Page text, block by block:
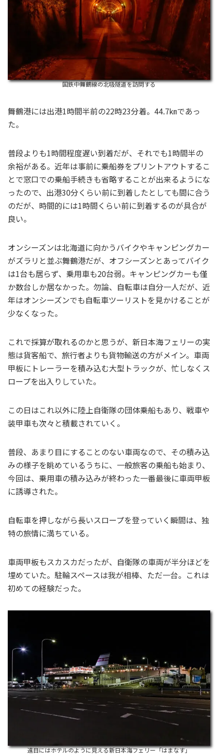
国鉄中舞鶴線の北吸隧道を訪問する
舞鶴港には出港1時間半前の22時23分着。44.7㎞であっ
た。
普段よりも1時間程度遅い到着だが、それでも1時間半の
余裕がある。近年は事前に乗船券をプリントアウトするこ
とで窓口での乗船手続きも省略することが出来るようにな
ったので、出港30分くらい前に到着したとしても間に合う
のだが、時間的には1時間くらい前に到着するのが具合が
良い。
オンシーズンは北海道に向かうバイクやキャンピングカー
がズラリと並ぶ舞鶴港だが、オフシーズンとあってバイク
は1台も居らず、乗用車も20台弱。キャンピングカーも僅
か数台しか居なかった。勿論、自転車は自分一人だが、近
年はオンシーズンでも自転車ツーリストを見かけることが
少なくなった。
これで採算が取れるのかと思うが、新日本海フェリーの実
態は貨客船で、旅行者よりも貨物輸送の方がメイン。車両
甲板にトレーラーを積み込む大型トラックが、忙しなくス
ロープを出入りしていた。
この日はこれ以外に陸上自衛隊の団体乗船もあり、戦車や
装甲車も次々と積載されていく。
普段、あまり目にすることのない車両なので、その積み込
みの様子を眺めているうちに、一般旅客の乗船も始まり、
今回は、乗用車の積み込みが終わった一番最後に車両甲板
に誘導された。
自転車を押しながら長いスロープを登っていく瞬間は、独
特の旅情に満ちている。
車両甲板もスカスカだったが、自衛隊の車両が半分ほどを
埋めていた。駐輪スペースは我が相棒、ただ一台。これは
初めての経験だった。
遠目にはホテルのように見える新日本海フェリー「はまなす」